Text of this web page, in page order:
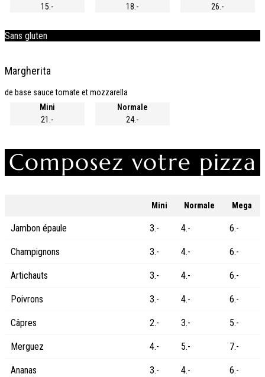
15.-
18.-
26.-
Sans gluten
Margherita
de base sauce tomate et mozzarella
Mini
21.-
Normale
24.-
Composez votre pizza
Mini Normale Mega
Jambon épaule 3.- 4.- 6.-
Champignons 3.- 4.- 6.-
Artichauts 3.- 4.- 6.-
Poivrons 3.- 4.- 6.-
Câpres 2.- 3.- 5.-
Merguez 4.- 5.- 7.-
Ananas 3.- 4.- 6.-